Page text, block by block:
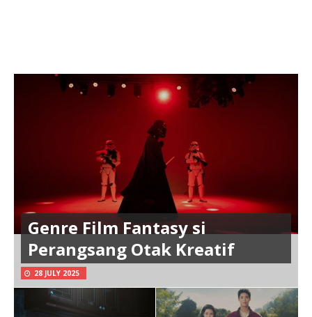
Genre Film Fantasy si
Perangsang Otak Kreatif
28 JULY 2025